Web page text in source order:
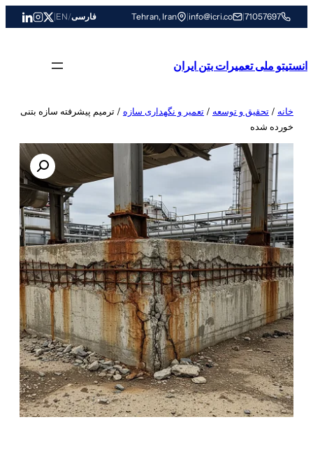
به
71057697
|
info@icri.co
|
Tehran, Iran فارسی/
EN
|
انستیتو ملی تعمیرات بتن ایران
خانه / تحقیق و توسعه / تعمیر و نگهداری سازه / ترمیم پیشرفته سازه بتنی
خورده شده